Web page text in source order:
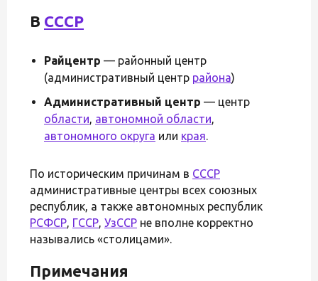
В СССР
Райцентр — районный центр
(административный центр района)
Административный центр — центр
области, автономной области,
автономного округа или края.
По историческим причинам в СССР
административные центры всех союзных
республик, а также автономных республик
РСФСР, ГССР, УзССР не вполне корректно
назывались «столицами».
Примечания